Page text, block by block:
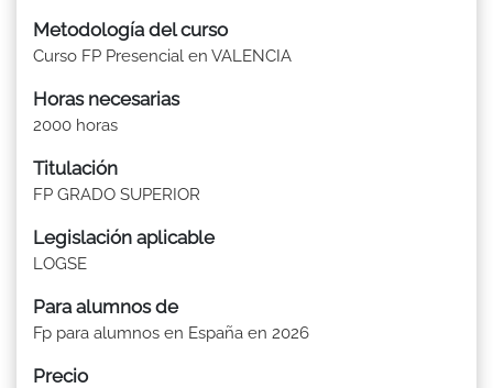
Metodología del curso
Curso FP Presencial en VALENCIA
Horas necesarias
2000 horas
Titulación
FP GRADO SUPERIOR
Legislación aplicable
LOGSE
Para alumnos de
Fp para alumnos en España en 2026
Precio